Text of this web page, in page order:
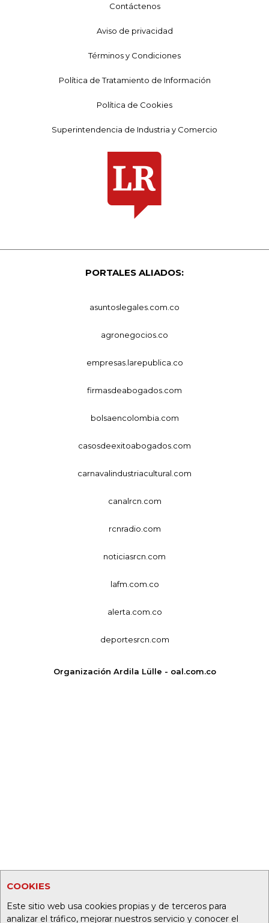
COOKIES
Este sitio web usa cookies propias y de terceros para
analizar el tráfico, mejorar nuestros servicio y conocer el
Contáctenos
Aviso de privacidad
Términos y Condiciones
Política de Tratamiento de Información
Política de Cookies
Superintendencia de Industria y Comercio
PORTALES ALIADOS:
asuntoslegales.com.co
agronegocios.co
empresas.larepublica.co
firmasdeabogados.com
bolsaencolombia.com
casosdeexitoabogados.com
carnavalindustriacultural.com
canalrcn.com
rcnradio.com
noticiasrcn.com
lafm.com.co
alerta.com.co
deportesrcn.com
Organización Ardila Lülle - oal.com.co